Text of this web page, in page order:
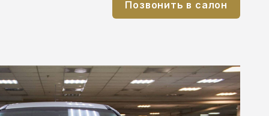
Позвонить в салон